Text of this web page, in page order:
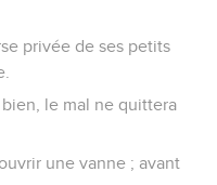
privée de ses petits
le mal ne quittera
une vanne ; avant